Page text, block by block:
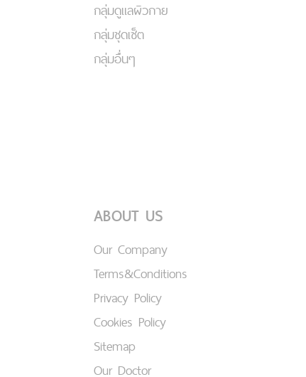
กลุ่มดูแลผิวกาย
กลุ่มชุดเซ็ต
กลุ่มอื่นๆ
ABOUT US
Our Company
Terms&Conditions
Privacy Policy
Cookies Policy
Sitemap
Our Doctor